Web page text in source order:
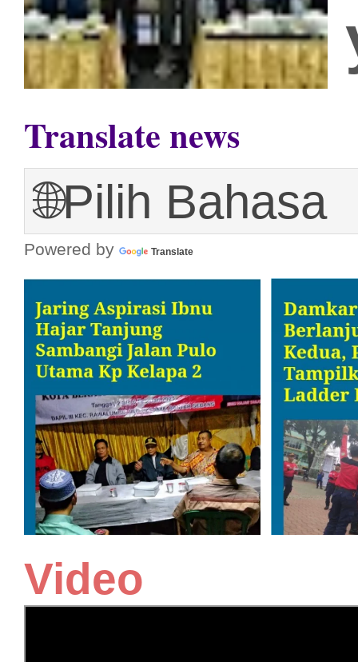
Translate news
Powered by Translate
Video